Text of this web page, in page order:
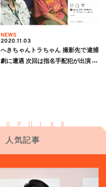
NEWS
2020.11.03
へきちゃんトラちゃん 撮影先で逮捕
劇に遭遇 次回は指名手配犯が出演か
人気記事